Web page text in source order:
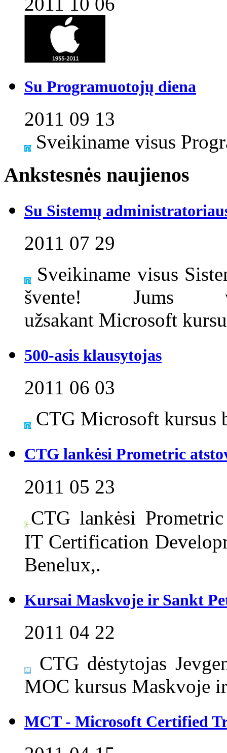
Su Programuotojų diena
2011 09 13
Sveikiname visus
Ankstesnės naujienos
Su Sistemų
2011 07 29
Sveikiname visus
švente! Jums
užsakant Microsoft
500-asis klausytojas
2011 06 03
CTG Microsoft kursus
CTG lankėsi Prometric
2011 05 23
CTG lankėsi
IT Certification
Benelux,.
Kursai Maskvoje ir Sankt
2011 04 22
CTG dėstytojas
MOC kursus Maskvoje
MCT - Microsoft Certified